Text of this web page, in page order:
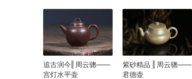
追古润今‖ 周云骢——
宫灯水平壶
紫砂精品 ‖ 周云骢——
君德壶